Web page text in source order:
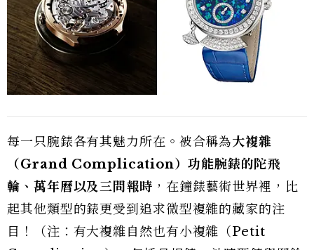
每一只腕錶各有其魅力所在。被合稱為大複雜
（Grand Complication）功能腕錶的陀飛
輪、萬年曆以及三問報時 ，在鐘錶藝術世界裡，比
起其他類型的錶更受到追求微型複雜的藏家的注
目！（注：有大複雜自然也有小複雜（Petit